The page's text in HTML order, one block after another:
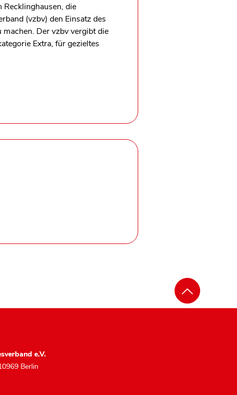
die
(vzbv) den Einsatz des
Der vzbv vergibt die
Extra, für gezieltes
e.V.
Berlin